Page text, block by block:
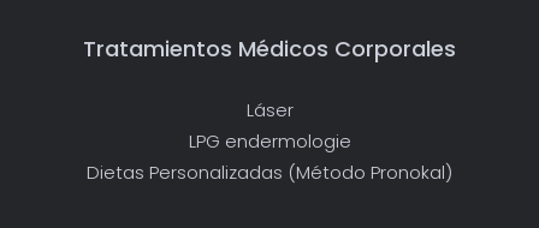
Tratamientos Médicos Corporales
Láser
LPG endermologie
Dietas Personalizadas (Método Pronokal)